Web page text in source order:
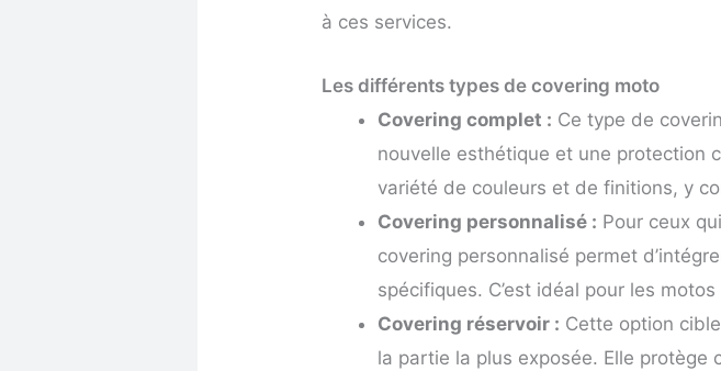
à ces services.
Les différents types de covering moto
Covering complet : Ce type de
nouvelle esthétique et une protection
variété de couleurs et de finitions, y
Covering personnalisé : Pour ceux
covering personnalisé permet
spécifiques. C’est idéal pour les
Covering réservoir : Cette option
la partie la plus exposée. Elle